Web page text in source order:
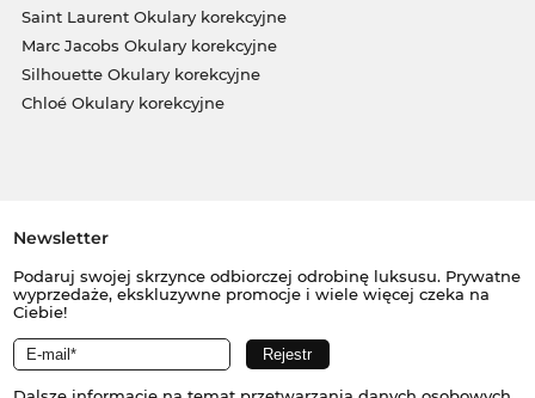
Saint Laurent Okulary korekcyjne
Marc Jacobs Okulary korekcyjne
Silhouette Okulary korekcyjne
Chloé Okulary korekcyjne
Newsletter
Podaruj swojej skrzynce odbiorczej odrobinę luksusu. Prywatne
wyprzedaże, ekskluzywne promocje i wiele więcej czeka na
Ciebie!